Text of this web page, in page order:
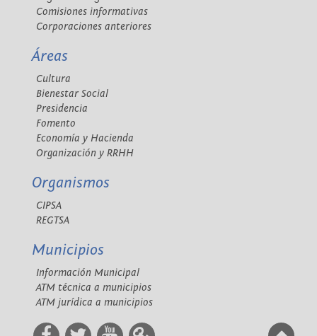
Comisiones informativas
Corporaciones anteriores
Áreas
Cultura
Bienestar Social
Presidencia
Fomento
Economía y Hacienda
Organización y RRHH
Organismos
CIPSA
REGTSA
Municipios
Información Municipal
ATM técnica a municipios
ATM jurídica a municipios